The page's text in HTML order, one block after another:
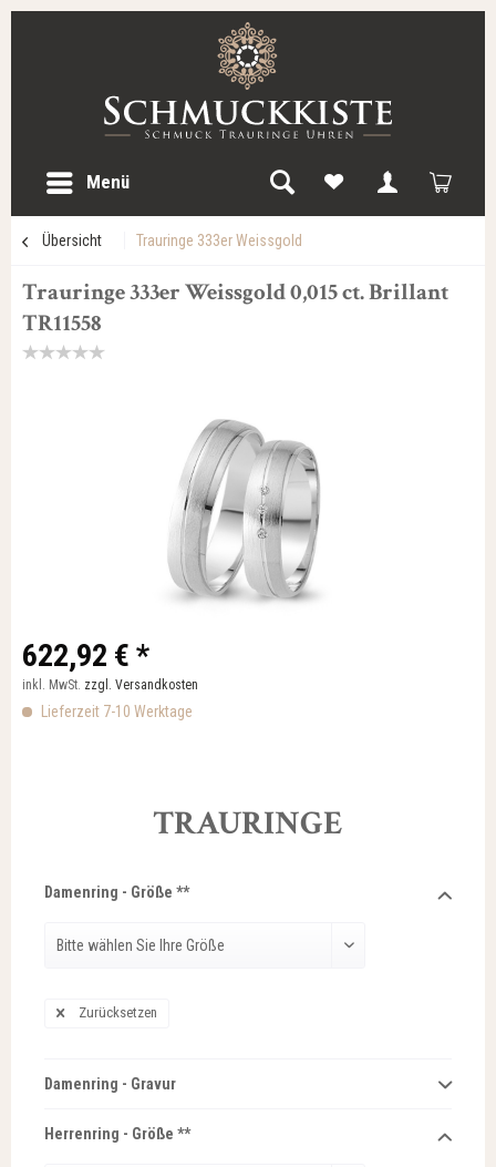
Menü
Übersicht Trauringe 333er Weissgold
Trauringe 333er Weissgold 0,015 ct. Brillant
TR11558
622,92 € *
inkl. MwSt. zzgl. Versandkosten
Lieferzeit 7-10 Werktage
TRAURINGE
Damenring - Größe **
Zurücksetzen
Damenring - Gravur
Herrenring - Größe **